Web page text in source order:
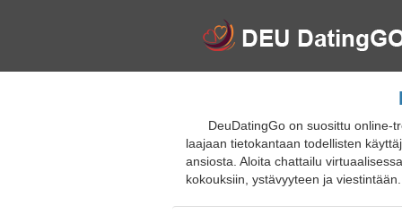
DeuDatingGo on suosittu online-
laajaan tietokantaan todellisten
ansiosta. Aloita chattailu
kokouksiin, ystävyyteen ja